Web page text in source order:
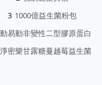
1000億益生菌粉包
動易動非變性二型膠原蛋白
淨密樂甘露糖蔓越莓益生菌